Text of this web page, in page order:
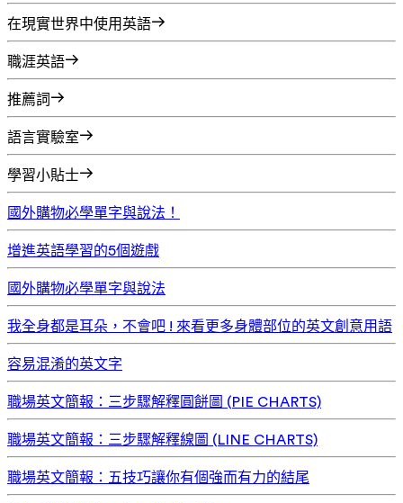
在現實世界中使用英語
職涯英語
推薦詞
語言實驗室
學習小貼士
國外購物必學單字與說法！
增進英語學習的5個遊戲
國外購物必學單字與說法
我全身都是耳朵，不會吧 ! 來看更多身體部位的英文創意用語
容易混淆的英文字
職場英文簡報：三步驟解釋圓餅圖 (PIE CHARTS)
職場英文簡報：三步驟解釋線圖 (LINE CHARTS)
職場英文簡報：五技巧讓你有個強而有力的結尾